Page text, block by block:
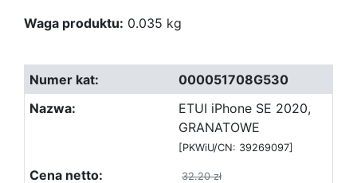
Waga produktu: 0.035 kg
000051708G530
ETUI iPhone SE 2020,
GRANATOWE
[PKWiU/CN: 39269097]
32.20 zł